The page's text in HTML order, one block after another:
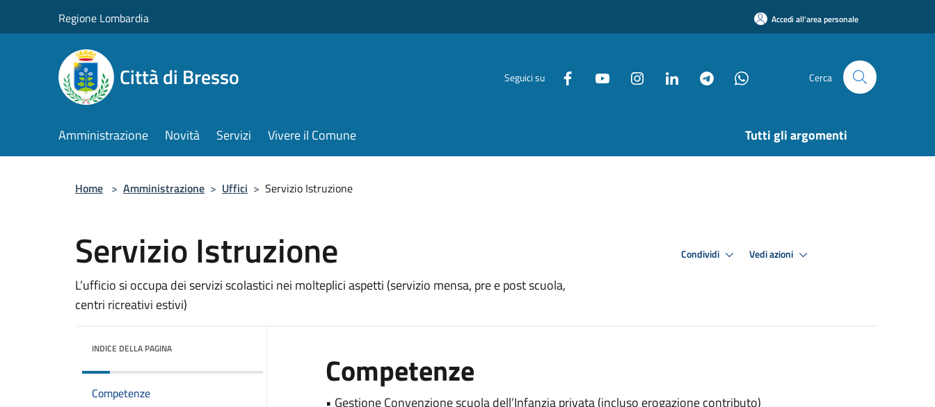
Regione Lombardia Accedi all'area personale
Città di Bresso Seguici su Cerca
Amministrazione Novità Servizi Vivere il Comune Tutti gli argomenti
Home > Amministrazione > Uffici > Servizio Istruzione
Servizio Istruzione
L’ufficio si occupa dei servizi scolastici nei molteplici aspetti (servizio mensa, pre e post scuola,
centri ricreativi estivi)
Condividi Vedi azioni
INDICE DELLA PAGINA
Competenze
Competenze
• Gestione Convenzione scuola dell’Infanzia privata (incluso erogazione contributo)